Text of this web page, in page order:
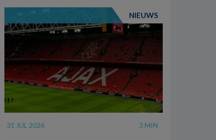
NIEUWS
31 JUL 2026 3 MIN